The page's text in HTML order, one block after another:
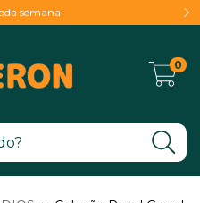
semana
0